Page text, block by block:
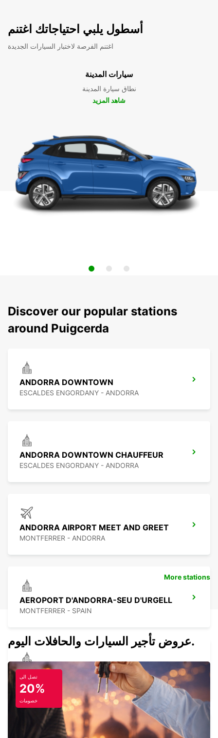
أسطول يلبي احتياجاتك اغتنم
اغتنم الفرصة لاختبار السيارات الجديدة
سيارات المدينة
نطاق سيارة المدينة
شاهد المزيد
Discover our popular stations
around Puigcerda
ANDORRA DOWNTOWN
ESCALDES ENGORDANY - ANDORRA
ANDORRA DOWNTOWN CHAUFFEUR
ESCALDES ENGORDANY - ANDORRA
ANDORRA AIRPORT MEET AND GREET
MONTFERRER - ANDORRA
AEROPORT D'ANDORRA-SEU D'URGELL
MONTFERRER - SPAIN
PAMIERS
PAMIERS - FRANCE
More stations
عروض تأجير السيارات والحافلات اليوم.
تصل الى
20%
خصومات